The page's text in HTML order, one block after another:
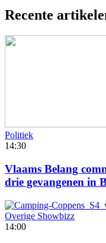
Recente
Politiek
14:30
Vlaams Belang
drie gevangenen in
Overige Showbizz
14:00